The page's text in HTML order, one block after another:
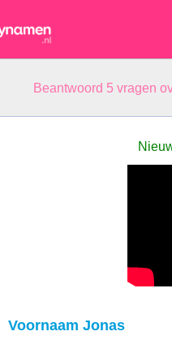
Beantwoord 5 vragen
Voornaam Jonas